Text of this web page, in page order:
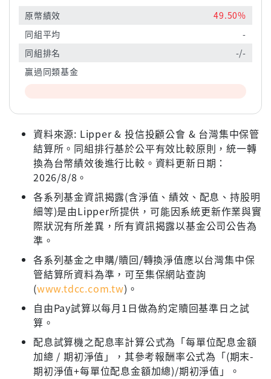
原幣績效
49.50%
同組平均
-
同組排名
-/-
贏過同類基金
資料來源: Lipper & 投信投顧公會 & 台灣集中保管
結算所。同組排行基於公平有效比較原則，統一轉
換為台幣績效後進行比較。資料更新日期：
2026/8/8。
各系列基金資訊揭露(含淨值、績效、配息、持股明
細等)是由Lipper所提供，可能因系統更新作業與實
際狀況有所差異，所有資訊揭露以基金公司公告為
準。
各系列基金之申購/贖回/轉換淨值應以台灣集中保
管結算所資料為準，可至集保網站查詢
(www.tdcc.com.tw)。
自由Pay試算以每月1日做為約定贖回基準日之試
算。
配息試算機之配息率計算公式為「每單位配息金額
加總 / 期初淨值」，其參考報酬率公式為「(期末-
期初淨值+每單位配息金額加總)/期初淨值」。